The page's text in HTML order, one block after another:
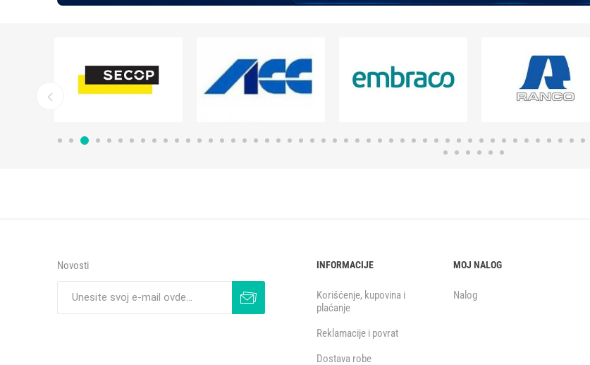
Novosti INFORMACIJE
Korišćenje, kupovina i
plaćanje
Reklamacije i povrat
Dostava robe
MOJ NALOG
Nalog